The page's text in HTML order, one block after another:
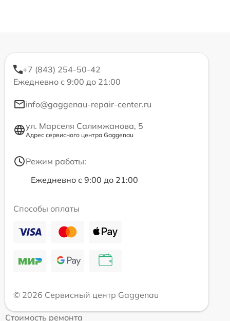
+7 (843) 254-50-42
Ежедневно с 9:00 до 21:00
info@gaggenau-repair-center.ru
ул. Марселя Салимжанова, 5
Адрес сервисного центра Gaggenau
Режим работы:
Ежедневно с 9:00 до 21:00
Способы оплаты
© 2026 Сервисный центр Gaggenau
Стоимость ремонта